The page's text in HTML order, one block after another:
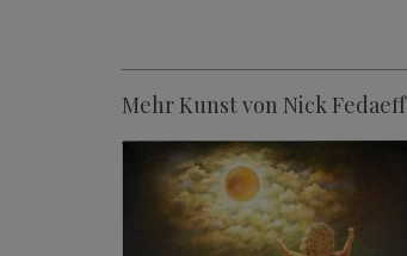
Mehr Kunst von Nick Fedaeff